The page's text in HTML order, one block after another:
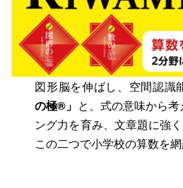
図形脳を伸ばし、空間認識
の極®」 と、式の意味から
ング力を育み、文章題に強
この二つで小学校の算数を網